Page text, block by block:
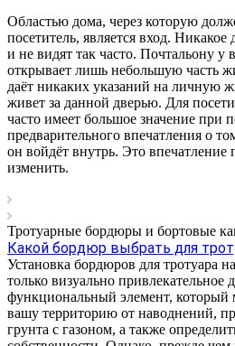
Областью дома, через которую
посетитель, является вход.
и не видят так часто. Почтальону у
открывает лишь небольшую часть
даёт никаких указаний на личную
живет за данной дверью. Для
часто имеет большое значение при
предварительного впечатления о
он войдёт внутрь. Это впечатление
изменить.
Тротуарные бордюры и бортовые
Какой бордюр выбрать для
Установка бордюров для тротуара
только визуально привлекательное
функциональный элемент, который
вашу территорию от наводнений,
грунта с газоном, а также